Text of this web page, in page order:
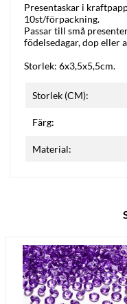
Presentaskar i
10st/förpackning.
Passar till små
födelsedagar, dop eller
Storlek: 6x3,5x5,5cm.
Storlek (CM):
Färg:
Material: